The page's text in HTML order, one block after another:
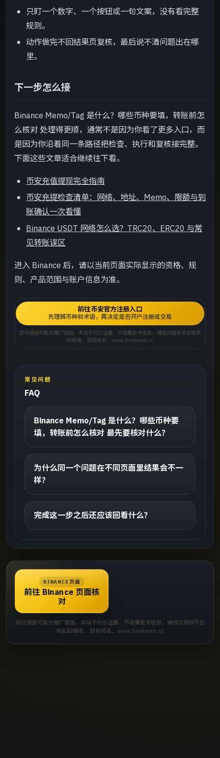
只盯一个数字、一个按钮或一句文案，没有看完整
规则。
动作做完不回结果页复核，最后说不清问题出在哪
里。
下一步怎么接
Binance Memo/Tag 是什么？哪些币种要填，转账前怎
么核对 处理得更顺，通常不是因为你看了更多入口，而
是因为你沿着同一条路径把检查、执行和复核接完整。
下面这些文章适合继续往下看。
币安充值提现完全指南
币安充提检查清单：网络、地址、Memo、限额与到
账确认一次看懂
Binance USDT 网络怎么选？TRC20、ERC20 与常
见转账误区
进入 Binance 后，请以当前页面实际显示的资格、规
则、产品范围与账户信息为准。
前往币安官方注册入口
先理解币种和术语，再决定是否开户注册或交易
部分链接可能为推广链接。本站不代办注册、不收集账号信息，请核对目标平台域名
后继续。 目标域名：www.bsmkweb.cc
常见问题
FAQ
Binance Memo/Tag 是什么？哪些币种要
填，转账前怎么核对 最先要核对什么？
为什么同一个问题在不同页面里结果会不一
样？
完成这一步之后还应该回看什么？
BINANCE 页面
前往 Binance 页面核
对
部分链接可能为推广链接。本站不代办注册、不收集账号信息，请核对目标平台
域名后继续。 目标域名：www.bsmkweb.cc